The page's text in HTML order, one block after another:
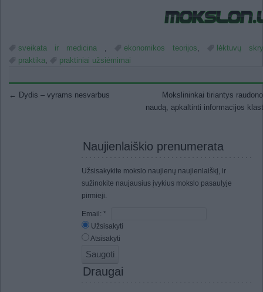
sveikata ir medicina , ekonomikos teorijos,
lėktuvų
praktika, praktiniai užsiėmimai
Post navigation
← Dydis – vyrams nesvarbus
Mokslininkai tiriantys
naudą, apkaltinti informacijos
Naujienlaiškio prenumerata
Užsisakykite mokslo naujienų naujienlaiškį, ir
sužinokite naujausius įvykius mokslo pasaulyje
pirmieji.
Email: *
Užsisakyti
Atsisakyti
Draugai